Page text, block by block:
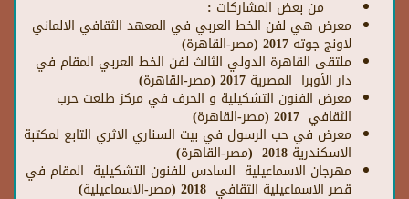
من بعض المشاركات :
معرض هي لفن الخط العربي في المعهد الثقافي الالماني
لاونج جوته 2017 (مصر-القاهرة)
ملتقى القاهرة الدولي الثالث لفن الخط العربي المقام في
دار الأوبرا المصرية 2017 (مصر-القاهرة)
معرض الفنون التشكيلية و الحرف في مركز طلعت حرب
الثقافي 2017 (مصر-القاهرة)
معرض في حب الرسول في بيت السناري الاثري التابع لمكتبة
الاسكندرية 2018 (مصر-القاهرة)
مهرجان الاسماعيلية السادس للفنون التشكيلية المقام في
قصر الاسماعيلية الثقافي 2018 (مصر-الاسماعيلية)